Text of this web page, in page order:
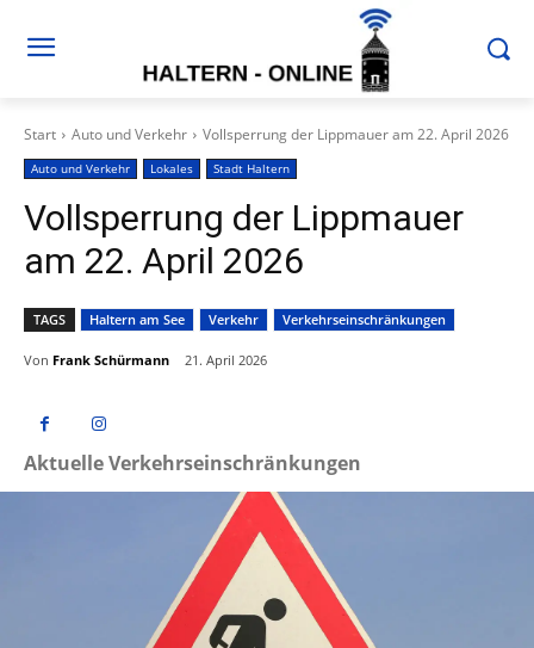
Start Auto und Verkehr Vollsperrung der Lippmauer am 22. April 2026
Auto und Verkehr Lokales Stadt Haltern
Vollsperrung der Lippmauer
am 22. April 2026
TAGS Haltern am See Verkehr Verkehrseinschränkungen
Von Frank Schürmann 21. April 2026
Aktuelle Verkehrseinschränkungen